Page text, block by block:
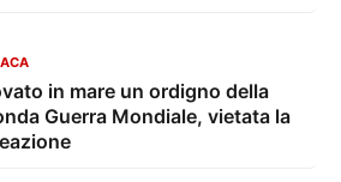
in mare un ordigno della
Guerra Mondiale, vietata la